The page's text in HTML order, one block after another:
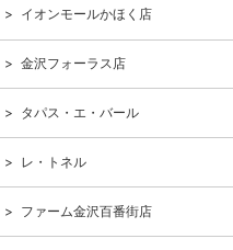
イオンモールかほく店
金沢フォーラス店
タパス・エ・バール
レ・トネル
ファーム金沢百番街店